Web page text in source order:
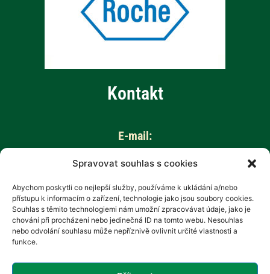
Spravovat souhlas s cookies
Abychom poskytli co nejlepší služby, používáme k ukládání a/nebo
přístupu k informacím o zařízení, technologie jako jsou soubory cookies.
Souhlas s těmito technologiemi nám umožní zpracovávat údaje, jako je
chování při procházení nebo jedinečná ID na tomto webu. Nesouhlas
nebo odvolání souhlasu může nepříznivě ovlivnit určité vlastnosti a
funkce.
Kontakt
E-mail:
Odborní garanti:
Prof. MUDr. Eva Kubala Havrdová, CSc.
Prim. MUDr. Marta Vachová